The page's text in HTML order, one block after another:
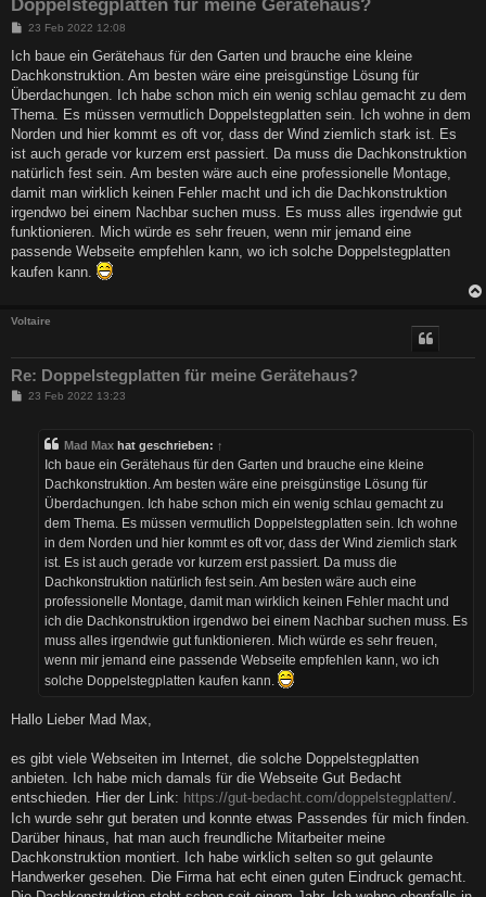
Doppelstegplatten für meine Gerätehaus?
B
i
r
a
23 Feb 2022 12:08
Ich baue ein Gerätehaus für den Garten und brauche eine kleine
Dachkonstruktion. Am besten wäre eine preisgünstige Lösung für
Überdachungen. Ich habe schon mich ein wenig schlau gemacht zu dem
Thema. Es müssen vermutlich Doppelstegplatten sein. Ich wohne in dem
Norden und hier kommt es oft vor, dass der Wind ziemlich stark ist. Es
ist auch gerade vor kurzem erst passiert. Da muss die Dachkonstruktion
natürlich fest sein. Am besten wäre auch eine professionelle Montage,
damit man wirklich keinen Fehler macht und ich die Dachkonstruktion
irgendwo bei einem Nachbar suchen muss. Es muss alles irgendwie gut
funktionieren. Mich würde es sehr freuen, wenn mir jemand eine
passende Webseite empfehlen kann, wo ich solche Doppelstegplatten
kaufen kann.
Voltaire
Re: Doppelstegplatten für meine Gerätehaus?
B23 Feb 2022 13:23
Mad Max hat geschrieben: ↑
Ich baue ein Gerätehaus für den Garten und brauche eine kleine
Dachkonstruktion. Am besten wäre eine preisgünstige Lösung für
Überdachungen. Ich habe schon mich ein wenig schlau gemacht zu
dem Thema. Es müssen vermutlich Doppelstegplatten sein. Ich wohne
in dem Norden und hier kommt es oft vor, dass der Wind ziemlich stark
ist. Es ist auch gerade vor kurzem erst passiert. Da muss die
Dachkonstruktion natürlich fest sein. Am besten wäre auch eine
professionelle Montage, damit man wirklich keinen Fehler macht und
ich die Dachkonstruktion irgendwo bei einem Nachbar suchen muss. Es
muss alles irgendwie gut funktionieren. Mich würde es sehr freuen,
wenn mir jemand eine passende Webseite empfehlen kann, wo ich
solche Doppelstegplatten kaufen kann.
Hallo Lieber Mad Max,
es gibt viele Webseiten im Internet, die solche Doppelstegplatten
anbieten. Ich habe mich damals für die Webseite Gut Bedacht
entschieden. Hier der Link: https://gut-bedacht.com/doppelstegplatten/.
Ich wurde sehr gut beraten und konnte etwas Passendes für mich finden.
Darüber hinaus, hat man auch freundliche Mitarbeiter meine
Dachkonstruktion montiert. Ich habe wirklich selten so gut gelaunte
Handwerker gesehen. Die Firma hat echt einen guten Eindruck gemacht.